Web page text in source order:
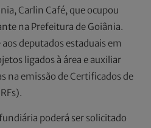
Carlin Café, que ocupou
na Prefeitura de Goiânia.
deputados estaduais em
ligados à área e auxiliar
na emissão de Certificados de
poderá ser solicitado